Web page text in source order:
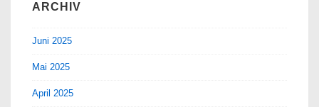
ARCHIV
Juni 2025
Mai 2025
April 2025